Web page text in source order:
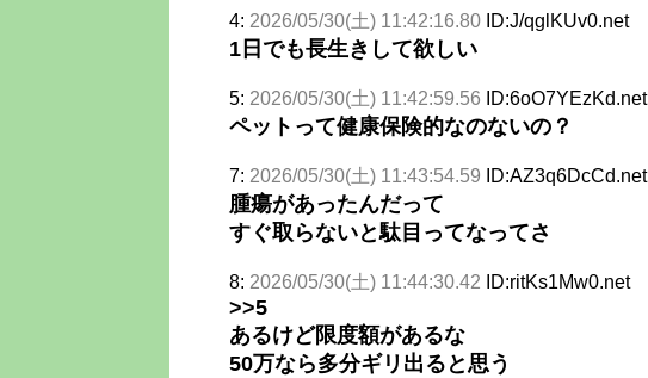
4: 2026/05/30(土) 11:42:16.80 ID:J/qglKUv0.net
1日でも長生きして欲しい
5: 2026/05/30(土) 11:42:59.56 ID:6oO7YEzKd.net
ペットって健康保険的なのないの？
7: 2026/05/30(土) 11:43:54.59 ID:AZ3q6DcCd.net
腫瘍があったんだって
すぐ取らないと駄目ってなってさ
8: 2026/05/30(土) 11:44:30.42 ID:ritKs1Mw0.net
>>5
あるけど限度額があるな
50万なら多分ギリ出ると思う